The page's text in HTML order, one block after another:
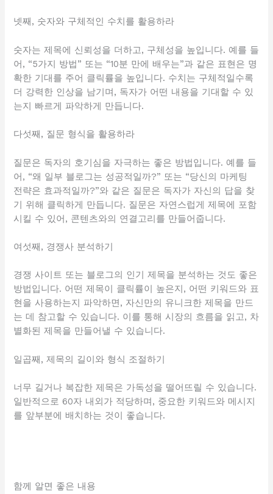
넷째, 숫자와 구체적인 수치를 활용하라
숫자는 제목에 신뢰성을 더하고, 구체성을 높입니다. 예를 들
어, “5가지 방법” 또는 “10분 만에 배우는”과 같은 표현은 명
확한 기대를 주어 클릭률을 높입니다. 수치는 구체적일수록
더 강력한 인상을 남기며, 독자가 어떤 내용을 기대할 수 있
는지 빠르게 파악하게 만듭니다.
다섯째, 질문 형식을 활용하라
질문은 독자의 호기심을 자극하는 좋은 방법입니다. 예를 들
어, “왜 일부 블로그는 성공적일까?” 또는 “당신의 마케팅
전략은 효과적일까?”와 같은 질문은 독자가 자신의 답을 찾
기 위해 클릭하게 만듭니다. 질문은 자연스럽게 제목에 포함
시킬 수 있어, 콘텐츠와의 연결고리를 만들어줍니다.
여섯째, 경쟁사 분석하기
경쟁 사이트 또는 블로그의 인기 제목을 분석하는 것도 좋은
방법입니다. 어떤 제목이 클릭률이 높은지, 어떤 키워드와 표
현을 사용하는지 파악하면, 자신만의 유니크한 제목을 만드
는 데 참고할 수 있습니다. 이를 통해 시장의 흐름을 읽고, 차
별화된 제목을 만들어낼 수 있습니다.
일곱째, 제목의 길이와 형식 조절하기
너무 길거나 복잡한 제목은 가독성을 떨어뜨릴 수 있습니다.
일반적으로 60자 내외가 적당하며, 중요한 키워드와 메시지
를 앞부분에 배치하는 것이 좋습니다.
함께 알면 좋은 내용